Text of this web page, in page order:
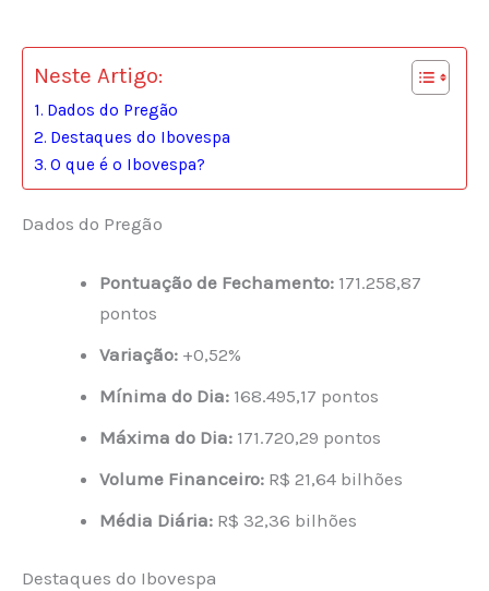
Neste Artigo:
Dados do Pregão
Destaques do Ibovespa
O que é o Ibovespa?
Dados do Pregão
Pontuação de Fechamento: 171.258,87
pontos
Variação: +0,52%
Mínima do Dia: 168.495,17 pontos
Máxima do Dia: 171.720,29 pontos
Volume Financeiro: R$ 21,64 bilhões
Média Diária: R$ 32,36 bilhões
Destaques do Ibovespa